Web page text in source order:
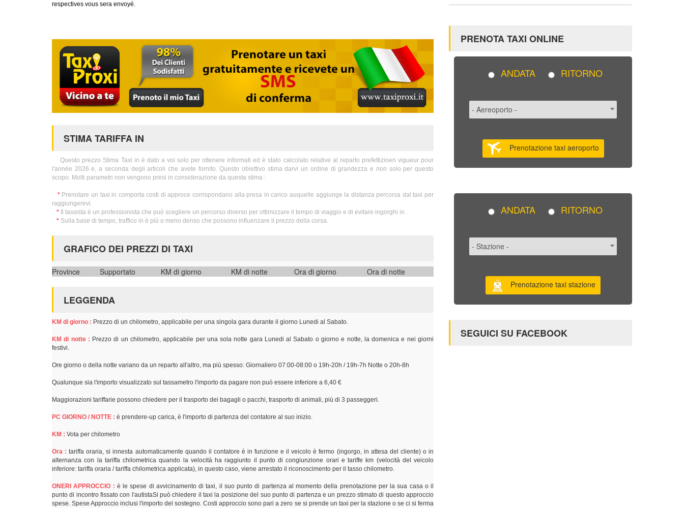
respectives vous sera envoyé.
STIMA TARIFFA IN
Questo prezzo Stima Taxi in è dato a voi solo per ottenere informati ed è stato calcolato relative al reparto prefettizioen vigueur pour
l'année 2026 e, a seconda degli articoli che avete fornito. Questo obiettivo stima darvi un ordine di grandezza e non solo per questo
scopo. Molti parametri non vengono presi in considerazione da questa stima :
*Prenotare un taxi in comporta costi di approce corrispondano alla presa in carico auquelle aggiunge la distanza percorsa dal taxi per
raggiungerevi.
* Il tassista è un professionista che può scegliere un percorso diverso per ottimizzare il tempo di viaggio e di evitare ingorghi in .
* Sulla base di tempo, traffico in è più o meno denso che possono influenzare il prezzo della corsa.
GRAFICO DEI PREZZI DI TAXI
Province Supportato KM di giorno KM di notte Ora di giorno Ora di notte
LEGGENDA
KM di giorno : Prezzo di un chilometro, applicabile per una singola gara durante il giorno Lunedi al Sabato.
KM di notte : Prezzo di un chilometro, applicabile per una sola notte gara Lunedi al Sabato o giorno e notte, la domenica e nei giorni
festivi.
Ore giorno o della notte variano da un reparto all'altro, ma più spesso: Giornaliero 07:00-08:00 o 19h-20h / 19h-7h Notte o 20h-8h
Qualunque sia l'importo visualizzato sul tassametro l'importo da pagare non può essere inferiore a 6,40 €
Maggiorazioni tariffarie possono chiedere per il trasporto dei bagagli o pacchi, trasporto di animali, più di 3 passeggeri.
PC GIORNO / NOTTE : è prendere-up carica, è l'importo di partenza del contatore al suo inizio.
KM : Vota per chilometro
Ora : tariffa oraria, si innesta automaticamente quando il contatore è in funzione e il veicolo è fermo (ingorgo, in attesa del cliente) o in
alternanza con la tariffa chilometrica quando la velocità ha raggiunto il punto di congiunzione orari e tariffe km (velocità del veicolo
inferiore: tariffa oraria / tariffa chilometrica applicata), in questo caso, viene arrestato il riconoscimento per il tasso chilometro.
ONERI APPROCCIO : è le spese di avvicinamento di taxi, il suo punto di partenza al momento della prenotazione per la sua casa o il
punto di incontro fissato con l'autistaSi può chiedere il taxi la posizione del suo punto di partenza e un prezzo stimato di questo approccio
spese. Spese Approccio inclusi l'importo del sostegno. Costi approccio sono pari a zero se si prende un taxi per la stazione o se ci si ferma
PRENOTA TAXI ONLINE
ANDATA RITORNO
Prenotazione taxi aeroporto
ANDATA RITORNO
Prenotazione taxi stazione
SEGUICI SU FACEBOOK